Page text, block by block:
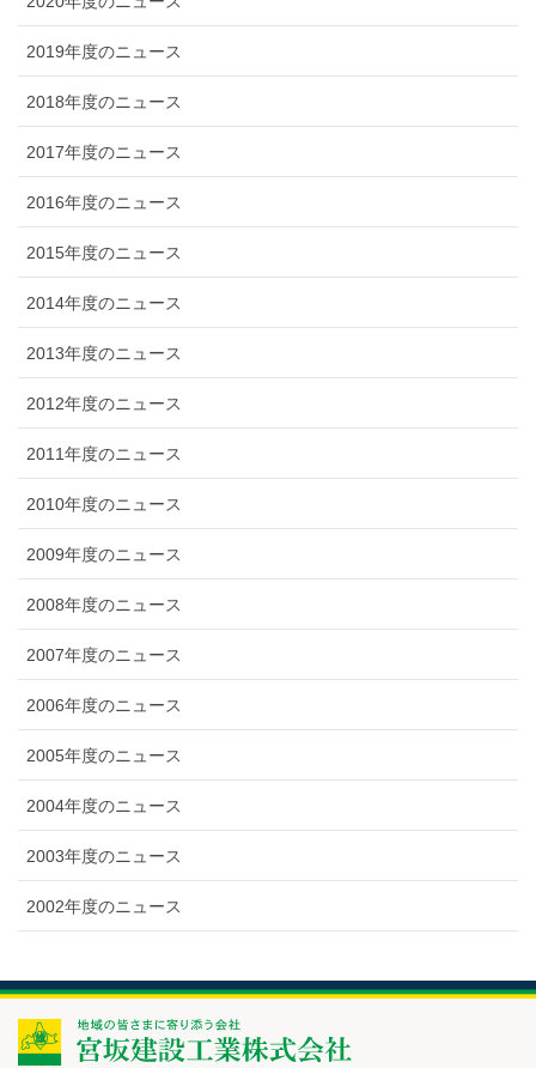
2019年度のニュース
2018年度のニュース
2017年度のニュース
2016年度のニュース
2015年度のニュース
2014年度のニュース
2013年度のニュース
2012年度のニュース
2011年度のニュース
2010年度のニュース
2009年度のニュース
2008年度のニュース
2007年度のニュース
2006年度のニュース
2005年度のニュース
2004年度のニュース
2003年度のニュース
2002年度のニュース